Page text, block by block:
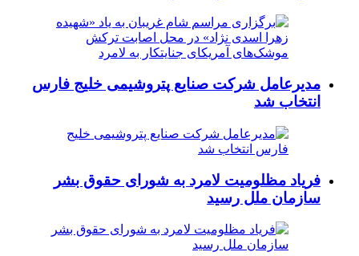
مدیرعامل شرکت صنایع پتروشیمی خلیج فارس
انتخاب شد
فریاد مظلومیت لامرد به شورای حقوق بشر
سازمان ملل رسید